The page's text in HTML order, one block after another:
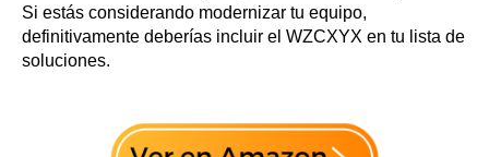
Si estás considerando modernizar tu equipo,
definitivamente deberías incluir el WZCXYX en tu lista de
soluciones.